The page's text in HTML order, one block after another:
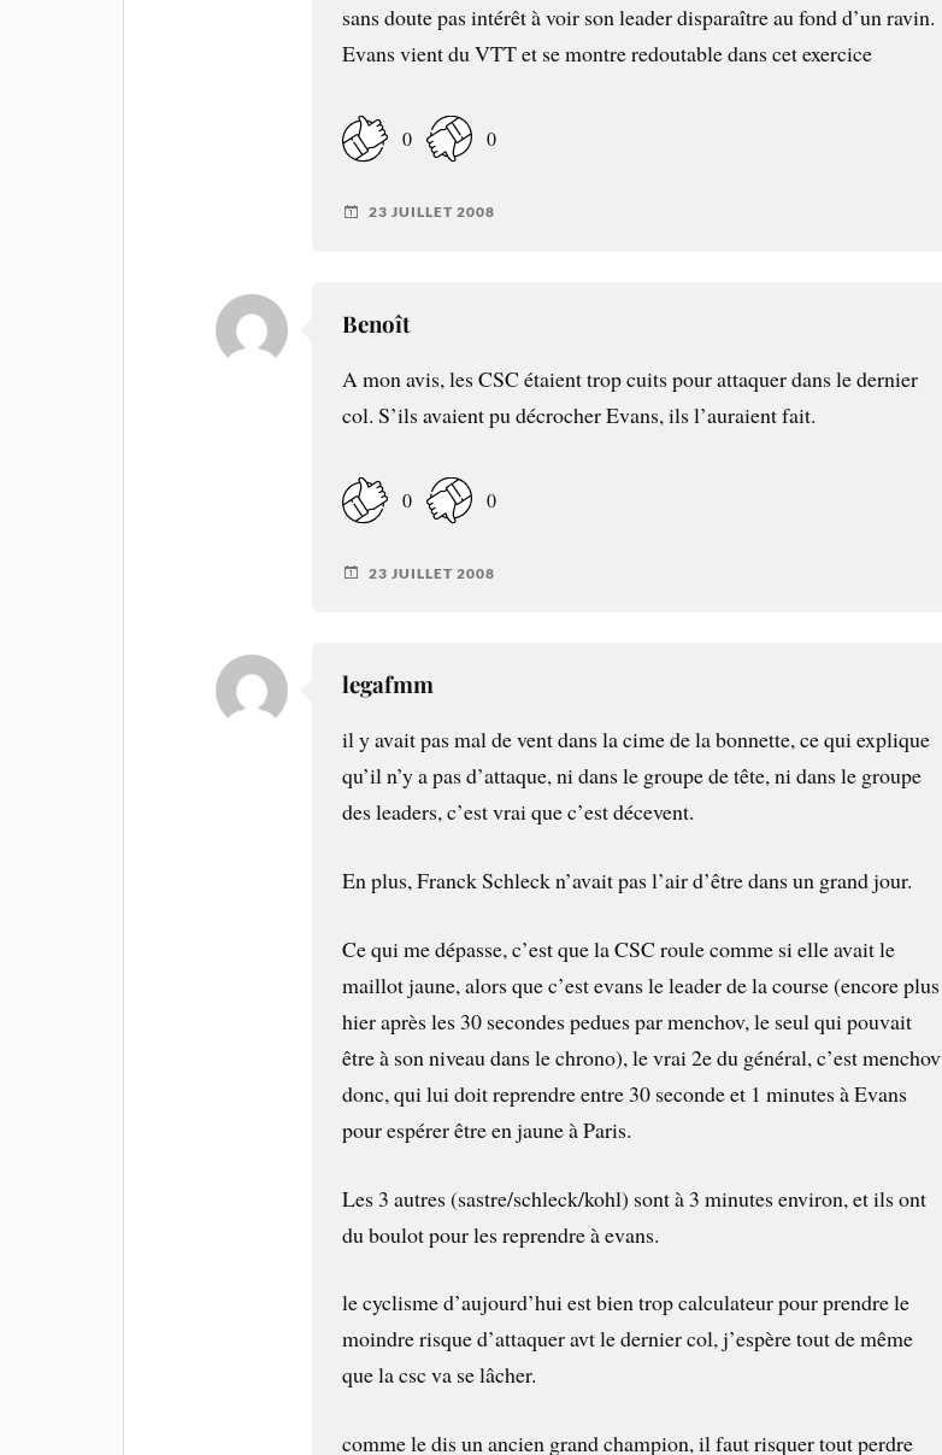
sans doute pas intérêt à voir son leader disparaître au fond d’un ravin.
Evans vient du VTT et se montre redoutable dans cet exercice
0 0
23 JUILLET 2008
Benoît
A mon avis, les CSC étaient trop cuits pour attaquer dans le dernier
col. S’ils avaient pu décrocher Evans, ils l’auraient fait.
0 0
23 JUILLET 2008
legafmm
il y avait pas mal de vent dans la cime de la bonnette, ce qui explique
qu’il n’y a pas d’attaque, ni dans le groupe de tête, ni dans le groupe
des leaders, c’est vrai que c’est décevent.
En plus, Franck Schleck n’avait pas l’air d’être dans un grand jour.
Ce qui me dépasse, c’est que la CSC roule comme si elle avait le
maillot jaune, alors que c’est evans le leader de la course (encore plus
hier après les 30 secondes pedues par menchov, le seul qui pouvait
être à son niveau dans le chrono), le vrai 2e du général, c’est menchov
donc, qui lui doit reprendre entre 30 seconde et 1 minutes à Evans
pour espérer être en jaune à Paris.
Les 3 autres (sastre/schleck/kohl) sont à 3 minutes environ, et ils ont
du boulot pour les reprendre à evans.
le cyclisme d’aujourd’hui est bien trop calculateur pour prendre le
moindre risque d’attaquer avt le dernier col, j’espère tout de même
que la csc va se lâcher.
comme le dis un ancien grand champion, il faut risquer tout perdre